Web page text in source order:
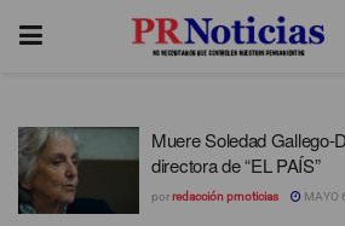
Muere Soledad Gallego-
directora de “EL PAÍS”
porredacción prnoticias MAYO